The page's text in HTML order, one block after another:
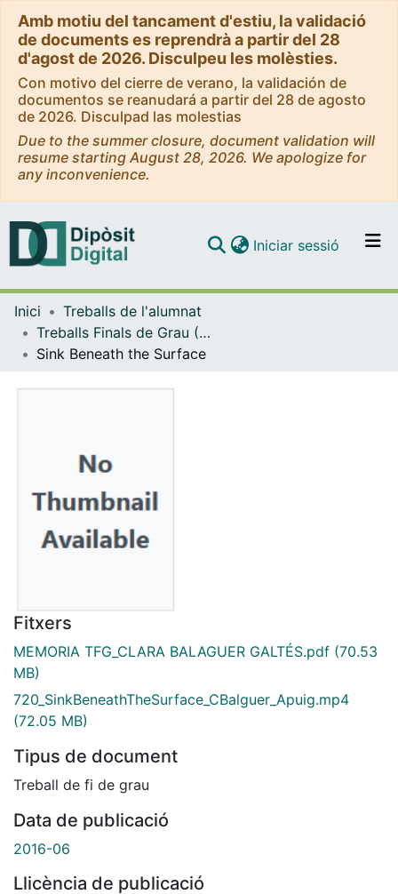
Amb motiu del tancament d'estiu, la validació
de documents es reprendrà a partir del 28
d'agost de 2026. Disculpeu les molèsties.
Con motivo del cierre de verano, la validación de
documentos se reanudará a partir del 28 de agosto
de 2026. Disculpad las molestias
Due to the summer closure, document validation will
resume starting August 28, 2026. We apologize for
any inconvenience.
Navega per tot el DD
Iniciar sessió (current)
Inici
Treballs de l'alumnat
Treballs Finals de Grau (TFG) - Comunicació Audiovisual
Sink Beneath the Surface
Fitxers
MEMORIA TFG_CLARA BALAGUER GALTÉS.pdf (70.53
MB)
720_SinkBeneathTheSurface_CBalguer_Apuig.mp4
(72.05 MB)
Tipus de document
Treball de fi de grau
Data de publicació
2016-06
Llicència de publicació